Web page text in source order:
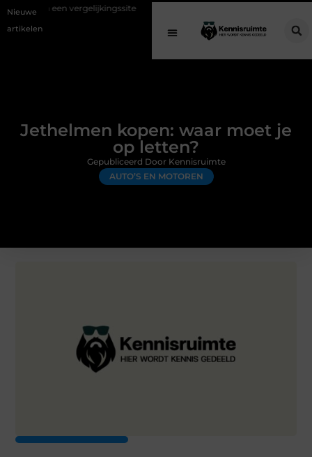
Nieuwe
artikelen
Schenking aan een goed doel: waarom geven
Jethelmen kopen: waar moet je
op letten?
AUTO’S EN MOTOREN
Gepubliceerd Door Kennisruimte